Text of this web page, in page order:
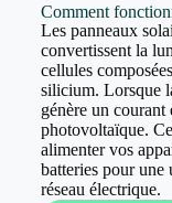
Comment
Les panneaux
convertissent la
cellules
silicium. Lorsque
génère un courant
photovoltaïque.
alimenter vos
batteries pour une
réseau électrique.